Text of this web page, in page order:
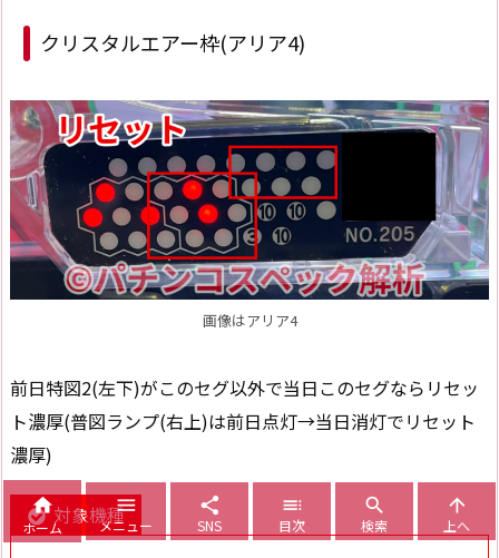
クリスタルエアー枠(アリア4)
画像はアリア4
前日特図2(左下)がこのセグ以外で当日このセグならリセッ
ト濃厚(普図ランプ(右上)は前日点灯→当日消灯でリセット
濃厚)
対象機種

ホーム

メニュー

SNS

目次

検索

上へ